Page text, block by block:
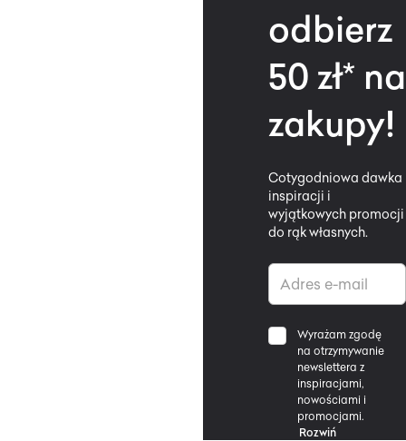
odbierz
50 zł* na
zakupy!
Cotygodniowa dawka
inspiracji i
wyjątkowych promocji
do rąk własnych.
Wyrażam zgodę
na otrzymywanie
newslettera z
inspiracjami,
nowościami i
promocjami.
Rozwiń